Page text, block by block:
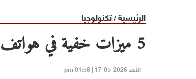
الرئيسية/تكنولوجيا
5 ميزات خفية في هواتف أندرويد قد لا تعرفها رغم فائدتها
الأحد 2026-05-17 | 01:58 pm